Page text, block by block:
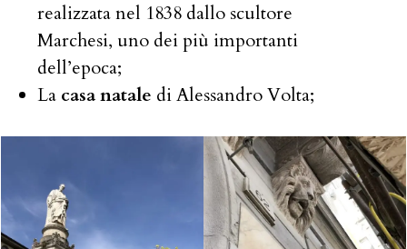
realizzata nel 1838 dallo scultore
Marchesi, uno dei più importanti
dell’epoca;
La casa natale di Alessandro Volta;